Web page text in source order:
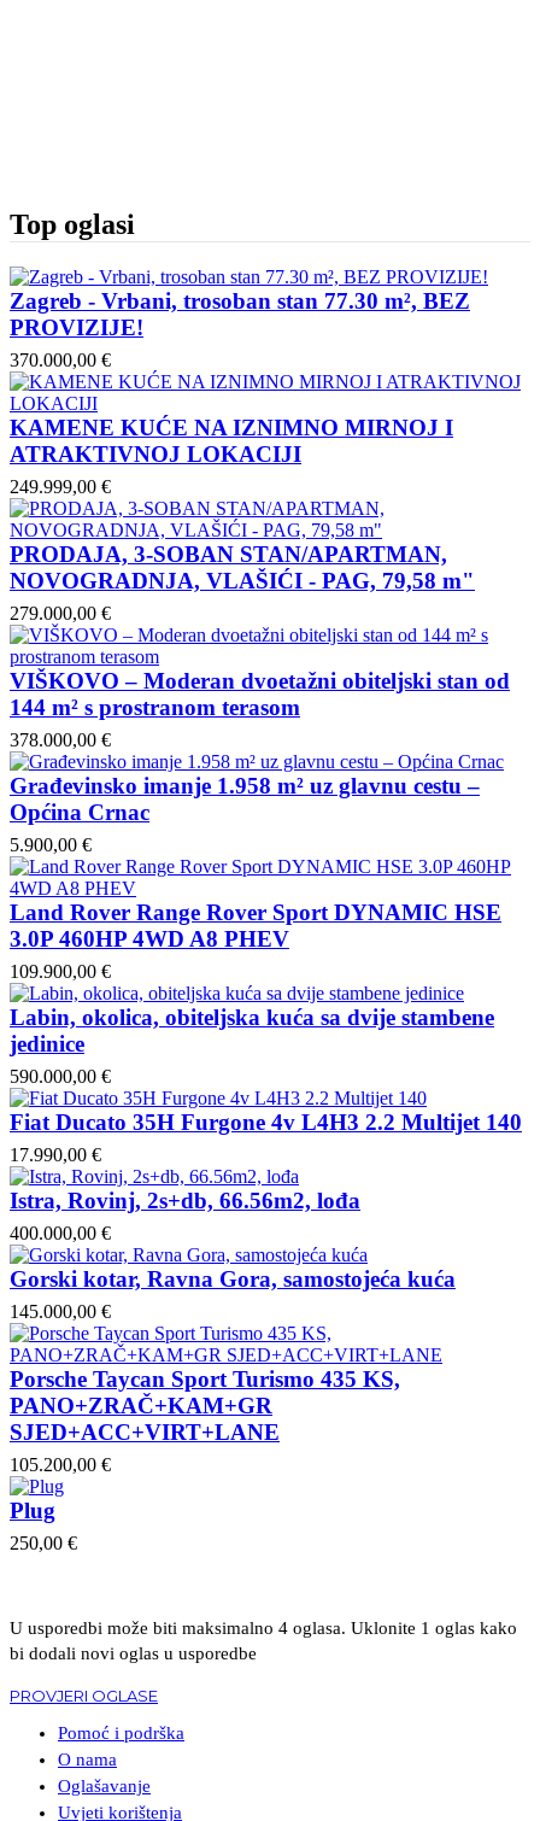
Top oglasi
Zagreb - Vrbani, trosoban stan 77.30 m², BEZ
PROVIZIJE!
370.000,00 €
KAMENE KUĆE NA IZNIMNO MIRNOJ I
ATRAKTIVNOJ LOKACIJI
249.999,00 €
PRODAJA, 3-SOBAN STAN/APARTMAN,
NOVOGRADNJA, VLAŠIĆI - PAG, 79,58 m"
279.000,00 €
VIŠKOVO – Moderan dvoetažni obiteljski stan od
144 m² s prostranom terasom
378.000,00 €
Građevinsko imanje 1.958 m² uz glavnu cestu –
Općina Crnac
5.900,00 €
Land Rover Range Rover Sport DYNAMIC HSE
3.0P 460HP 4WD A8 PHEV
109.900,00 €
Labin, okolica, obiteljska kuća sa dvije stambene
jedinice
590.000,00 €
Fiat Ducato 35H Furgone 4v L4H3 2.2 Multijet 140
17.990,00 €
Istra, Rovinj, 2s+db, 66.56m2, lođa
400.000,00 €
Gorski kotar, Ravna Gora, samostojeća kuća
145.000,00 €
Porsche Taycan Sport Turismo 435 KS,
PANO+ZRAČ+KAM+GR
SJED+ACC+VIRT+LANE
105.200,00 €
Plug
250,00 €
U usporedbi može biti maksimalno 4 oglasa. Uklonite 1 oglas kako
bi dodali novi oglas u usporedbe
PROVJERI OGLASE
Pomoć i podrška
O nama
Oglašavanje
Uvjeti korištenja